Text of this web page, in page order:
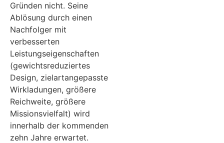
Gründen nicht. Seine
Ablösung durch einen
Nachfolger mit
verbesserten
Leistungseigenschaften
(gewichtsreduziertes
Design, zielartangepasste
Wirkladungen, größere
Reichweite, größere
Missionsvielfalt) wird
innerhalb der kommenden
zehn Jahre erwartet.